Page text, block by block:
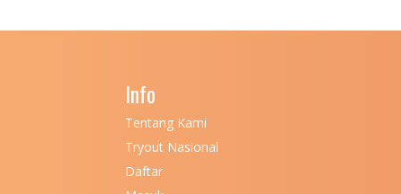
Info
Tentang Kami
Tryout Nasional
Daftar